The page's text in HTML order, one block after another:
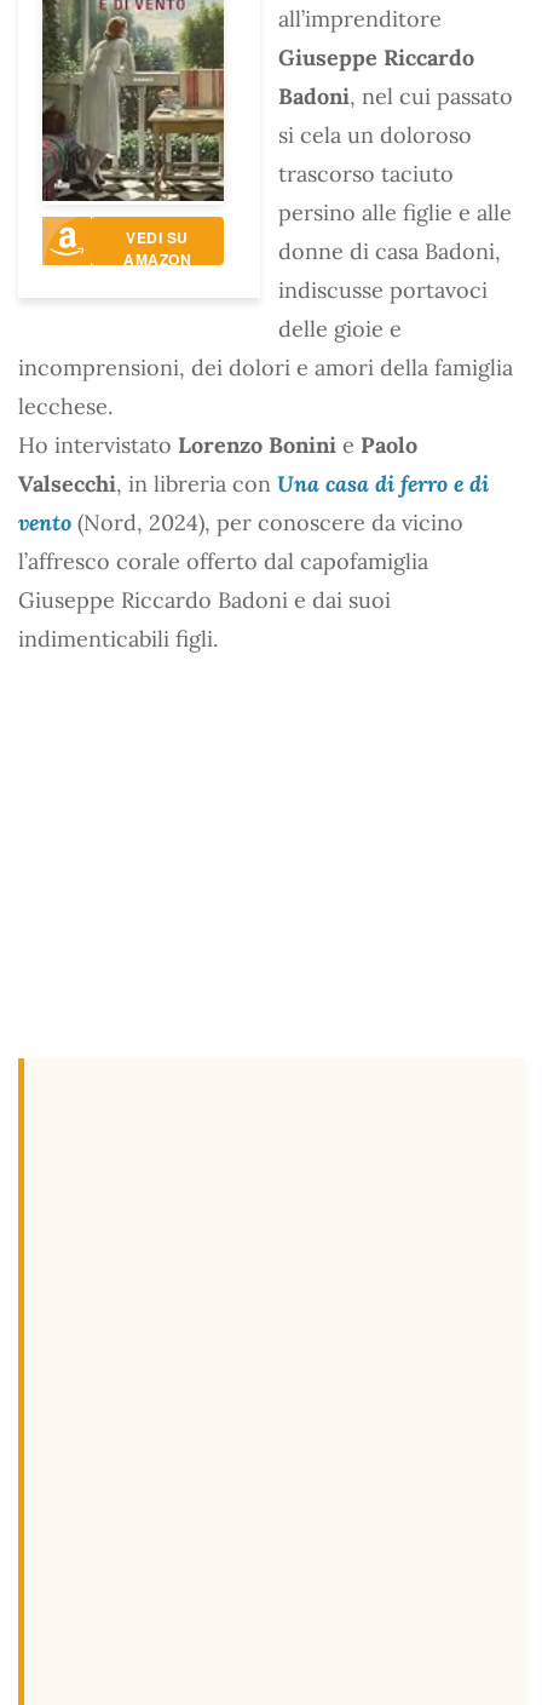
VEDI SU
AMAZON
all’imprenditore
Giuseppe Riccardo
Badoni, nel cui passato
si cela un doloroso
trascorso taciuto
persino alle figlie e alle
donne di casa Badoni,
indiscusse portavoci
delle gioie e
incomprensioni, dei dolori e amori della famiglia
lecchese.
Ho intervistato Lorenzo Bonini e Paolo
Valsecchi, in libreria con Una casa di ferro e di
vento (Nord, 2024), per conoscere da vicino
l’affresco corale offerto dal capofamiglia
Giuseppe Riccardo Badoni e dai suoi
indimenticabili figli.